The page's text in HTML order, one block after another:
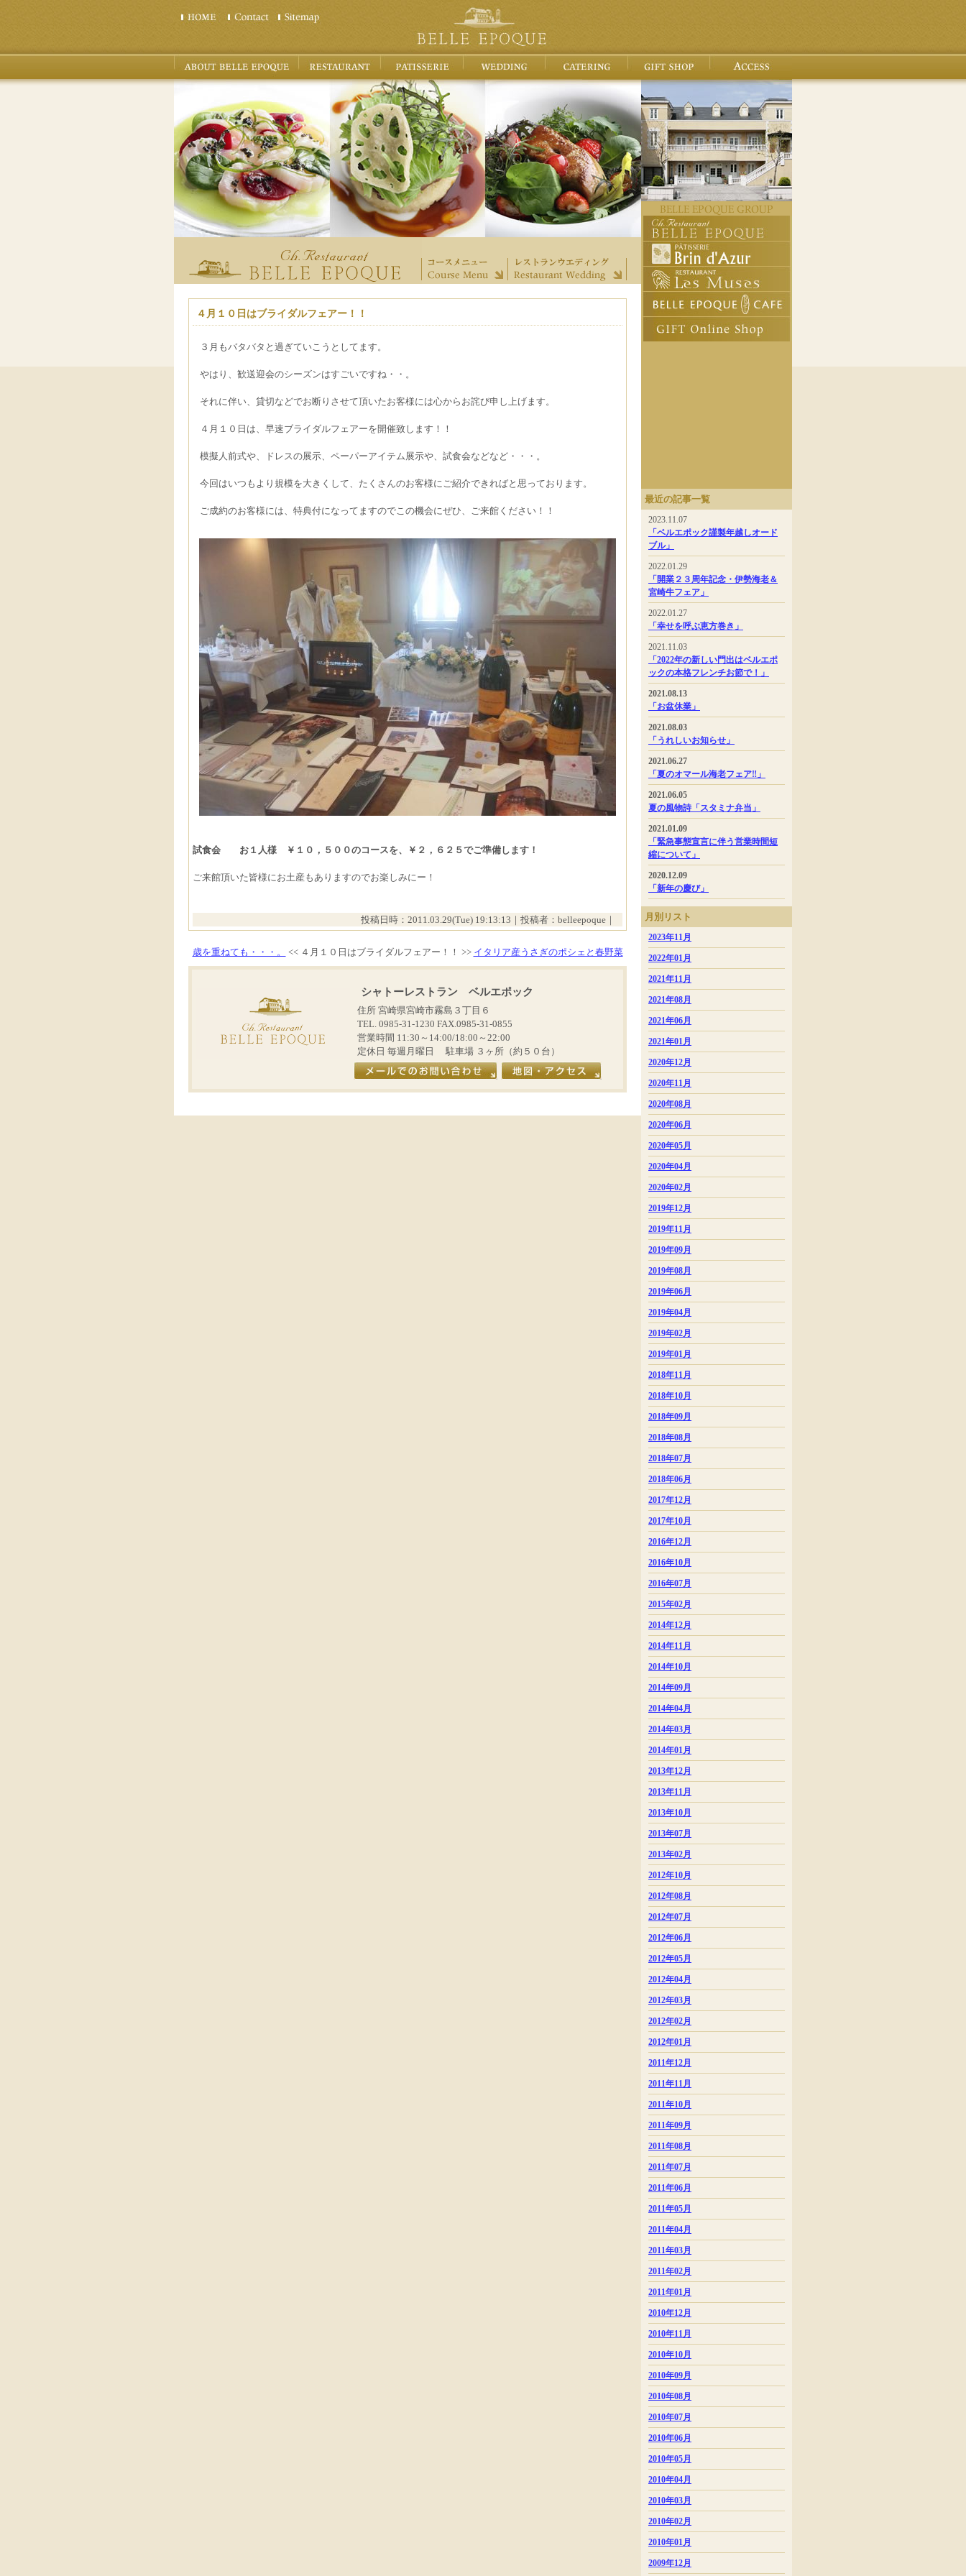
４月１０日はブライダルフェアー！！
３月もバタバタと過ぎていこうとしてます。
やはり、歓送迎会のシーズンはすごいですね・・。
それに伴い、貸切などでお断りさせて頂いたお客様には心からお詫び申し上げます。
４月１０日は、早速ブライダルフェアーを開催致します！！
模擬人前式や、ドレスの展示、ペーパーアイテム展示や、試食会などなど・・・。
今回はいつもより規模を大きくして、たくさんのお客様にご紹介できればと思っております。
ご成約のお客様には、特典付になってますのでこの機会にぜひ、ご来館ください！！
試食会 お１人様 ￥１０，５００のコースを、￥２，６２５でご準備します！
ご来館頂いた皆様にお土産もありますのでお楽しみにー！
投稿日時：2011.03.29(Tue) 19:13:13｜投稿者：belleepoque｜
歳を重ねても・・・。 << ４月１０日はブライダルフェアー！！ >> イタリア産うさぎのポシェと春野菜
シャトーレストラン ベルエポック
住所 宮崎県宮崎市霧島３丁目６
TEL. 0985-31-1230 FAX.0985-31-0855
営業時間 11:30～14:00/18:00～22:00
定休日 毎週月曜日 駐車場 ３ヶ所（約５０台）
最近の記事一覧
2023.11.07
「ベルエポック謹製年越しオード
ブル」
2022.01.29
「開業２３周年記念・伊勢海老＆
宮崎牛フェア」
2022.01.27
「幸せを呼ぶ恵方巻き」
2021.11.03
「2022年の新しい門出はベルエポ
ックの本格フレンチお節で！」
2021.08.13
「お盆休業」
2021.08.03
「うれしいお知らせ」
2021.06.27
「夏のオマール海老フェア‼」
2021.06.05
夏の風物詩「スタミナ弁当」
2021.01.09
「緊急事態宣言に伴う営業時間短
縮について」
2020.12.09
「新年の慶び」
月別リスト
2023年11月
2022年01月
2021年11月
2021年08月
2021年06月
2021年01月
2020年12月
2020年11月
2020年08月
2020年06月
2020年05月
2020年04月
2020年02月
2019年12月
2019年11月
2019年09月
2019年08月
2019年06月
2019年04月
2019年02月
2019年01月
2018年11月
2018年10月
2018年09月
2018年08月
2018年07月
2018年06月
2017年12月
2017年10月
2016年12月
2016年10月
2016年07月
2015年02月
2014年12月
2014年11月
2014年10月
2014年09月
2014年04月
2014年03月
2014年01月
2013年12月
2013年11月
2013年10月
2013年07月
2013年02月
2012年10月
2012年08月
2012年07月
2012年06月
2012年05月
2012年04月
2012年03月
2012年02月
2012年01月
2011年12月
2011年11月
2011年10月
2011年09月
2011年08月
2011年07月
2011年06月
2011年05月
2011年04月
2011年03月
2011年02月
2011年01月
2010年12月
2010年11月
2010年10月
2010年09月
2010年08月
2010年07月
2010年06月
2010年05月
2010年04月
2010年03月
2010年02月
2010年01月
2009年12月